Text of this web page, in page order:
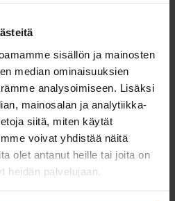
sisällön ja mainosten
median ominaisuuksien
analysoimiseen. Lisäksi
mainosalan ja analytiikka-
siitä, miten käytät
voivat yhdistää näitä
olet antanut heille tai joita on
heidän palvelujaan.
saattavat vaatia
viritykseen löytyvät
digita.fi-sivustolta.
Digita Infon tekniset
tv-vastaanottoon
Digita Info palvelee
klo 8–20 puh. 020 411
Infoon soittaminen